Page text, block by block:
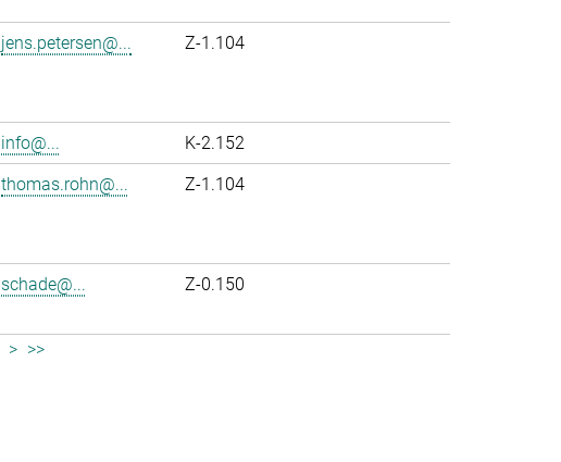
jens.petersen@... Z-1.104
info@...
K-2.152
thomas.rohn@... Z-1.104
schade@... Z-0.150
> >>